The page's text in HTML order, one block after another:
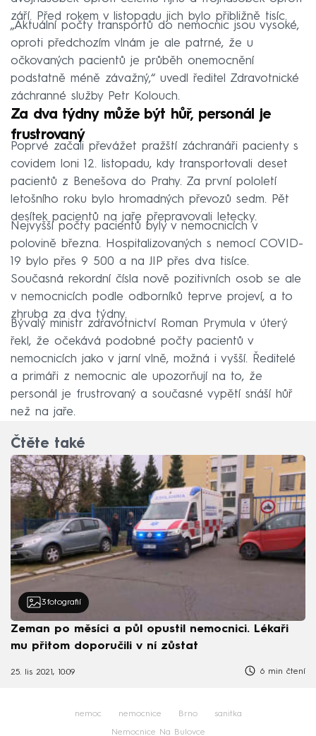
září. Před rokem v listopadu jich bylo přibližně tisíc.
„Aktuální počty transportů do nemocnic jsou vysoké,
oproti předchozím vlnám je ale patrné, že u
očkovaných pacientů je průběh onemocnění
podstatně méně závažný,“ uvedl ředitel Zdravotnické
záchranné služby Petr Kolouch.
Za dva týdny může být hůř, personál je
frustrovaný
Poprvé začali převážet pražští záchranáři pacienty s
covidem loni 12. listopadu, kdy transportovali deset
pacientů z Benešova do Prahy. Za první pololetí
letošního roku bylo hromadných převozů sedm. Pět
desítek pacientů na jaře přepravovali letecky.
Nejvyšší počty pacientů byly v nemocnicích v
polovině března. Hospitalizovaných s nemocí COVID-
19 bylo přes 9 500 a na JIP přes dva tisíce.
Současná rekordní čísla nově pozitivních osob se ale
v nemocnicích podle odborníků teprve projeví, a to
zhruba za dva týdny.
Bývalý ministr zdravotnictví Roman Prymula v úterý
řekl, že očekává podobné počty pacientů v
nemocnicích jako v jarní vlně, možná i vyšší. Ředitelé
a primáři z nemocnic ale upozorňují na to, že
personál je frustrovaný a současné vypětí snáší hůř
než na jaře.
Čtěte také
3 fotografií
Zeman po měsíci a půl opustil nemocnici. Lékaři
mu přitom doporučili v ní zůstat
25. lis 2021, 10:09 6 min čtení
nemoc nemocnice Brno sanitka
Nemocnice Na Bulovce